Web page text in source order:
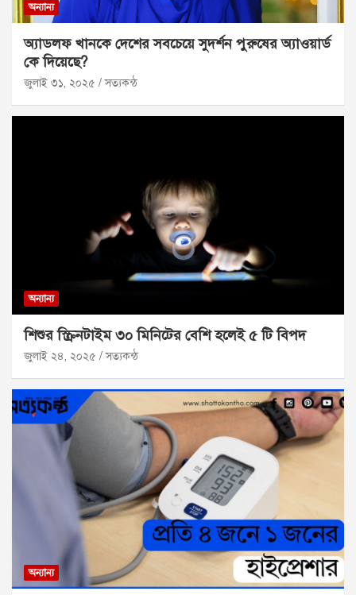
অন্যান্য
অ্যাডলফ খানকে দেশের সবচেয়ে সুদর্শন পুরুষের অ্যাওয়ার্ড
কে দিয়েছে?
জুলাই ৩১, ২০২৫ সত্যকন্ঠ
অন্যান্য
শিশুর স্ক্রিনটাইম ৩০ মিনিটের বেশি হলেই ৫ টি বিপদ
জুলাই ২৪, ২০২৫ সত্যকন্ঠ
অন্যান্য